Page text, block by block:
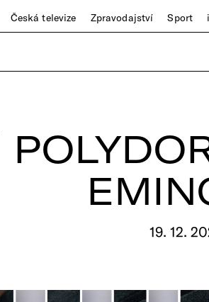
Česká televize Zpravodajství Sport
19. 12.